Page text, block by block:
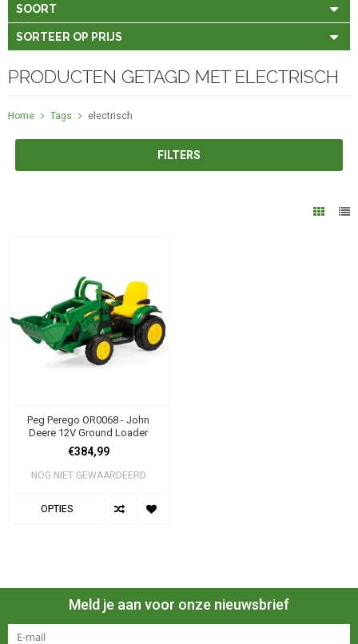
SOORT
SORTEER OP PRIJS
PRODUCTEN GETAGD MET ELECTRISCH
Home Tags electrisch
FILTERS
Peg Perego OR0068 - John
Deere 12V Ground Loader
€384,99
NOG NIET GEWAARDEERD
OPTIES
Meld je aan voor onze nieuwsbrief